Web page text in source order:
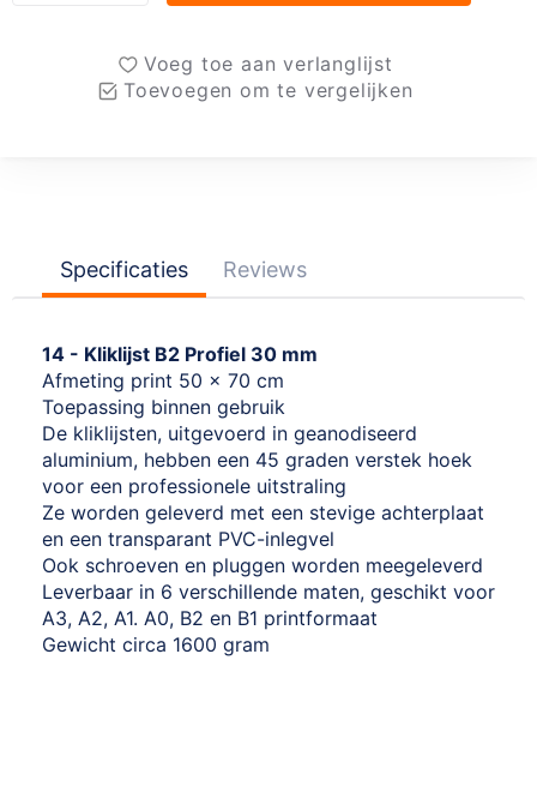
Voeg toe aan verlanglijst
Toevoegen om te vergelijken
Specificaties Reviews
14 - Kliklijst B2 Profiel 30 mm
Afmeting print 50 x 70 cm
Toepassing binnen gebruik
De kliklijsten, uitgevoerd in geanodiseerd
aluminium, hebben een 45 graden verstek hoek
voor een professionele uitstraling
Ze worden geleverd met een stevige achterplaat
en een transparant PVC-inlegvel
Ook schroeven en pluggen worden meegeleverd
Leverbaar in 6 verschillende maten, geschikt voor
A3, A2, A1. A0, B2 en B1 printformaat
Gewicht circa 1600 gram